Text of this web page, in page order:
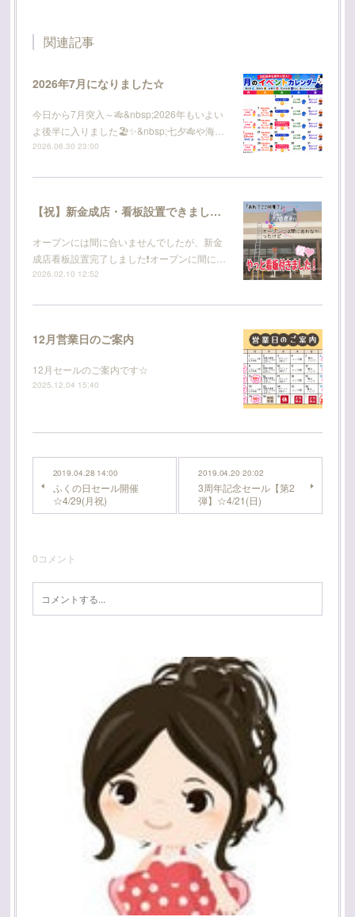
関連記事
2026年7月になりました☆
今日から7月突入～🎋&nbsp;2026年もいよい
よ後半に入りました🏖️✨&nbsp;七夕🎋や海…
2026.06.30 23:00
【祝】新金成店・看板設置できました！
オープンには間に合いませんでしたが、新金
成店看板設置完了しました❗オープンに間に…
2026.02.10 12:52
12月営業日のご案内
12月セールのご案内です☆
2025.12.04 15:40
2019.04.28 14:00
ふくの日セール開催
☆4/29(月祝)
2019.04.20 20:02
3周年記念セール【第2
弾】☆4/21(日)
0コメント